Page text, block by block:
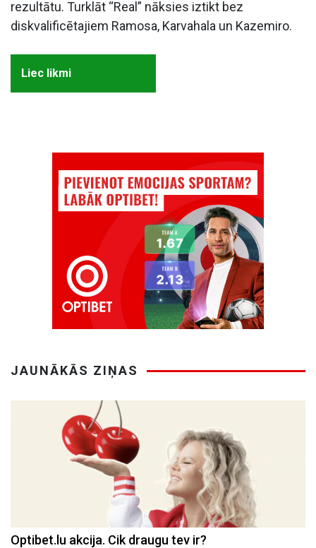
rezultātu. Turklāt “Real” nāksies iztikt bez
diskvalificētajiem Ramosa, Karvahala un Kazemiro.
Liec likmi
JAUNĀKĀS ZIŅAS
Optibet.lu akcija. Cik draugu tev ir?